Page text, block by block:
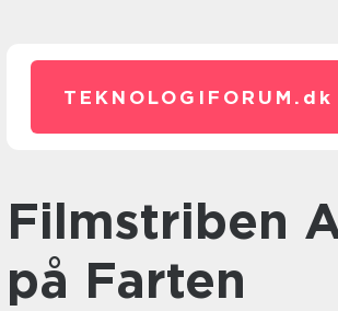
TEKNOLOGIFORUM. dk
Filmstriben App – Dansk Film
på Farten